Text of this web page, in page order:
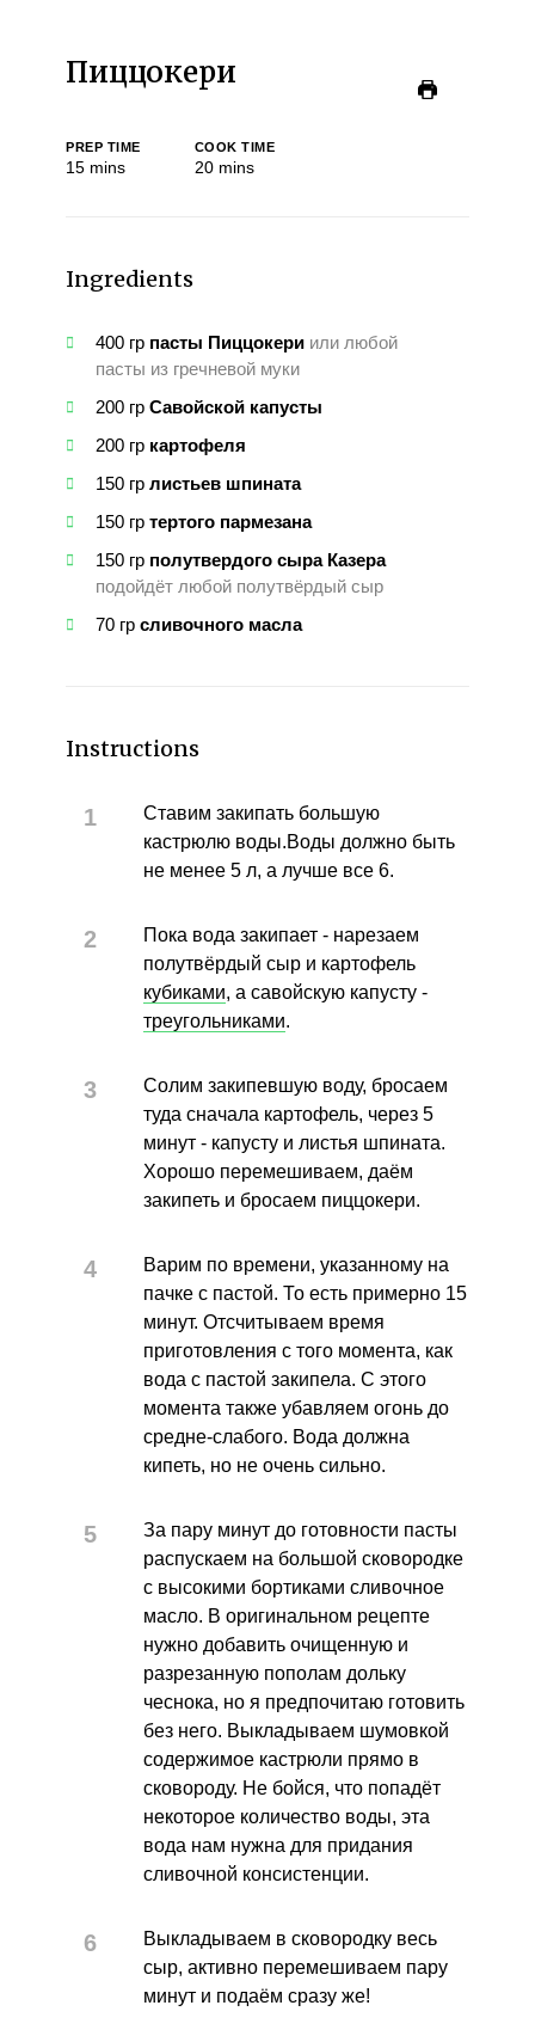
Пиццокери
PREP TIME
15 mins
COOK TIME
20 mins
Ingredients
400 гр пасты Пиццокери или любой
пасты из гречневой муки
200 гр Савойской капусты
200 гр картофеля
150 гр листьев шпината
150 гр тертого пармезана
150 гр полутвердого сыра Казера
подойдёт любой полутвёрдый сыр
70 гр сливочного масла
Instructions
Ставим закипать большую
кастрюлю воды.Воды должно быть
не менее 5 л, а лучше все 6.
Пока вода закипает - нарезаем
полутвёрдый сыр и картофель
кубиками, а савойскую капусту -
треугольниками.
Солим закипевшую воду, бросаем
туда сначала картофель, через 5
минут - капусту и листья шпината.
Хорошо перемешиваем, даём
закипеть и бросаем пиццокери.
Варим по времени, указанному на
пачке с пастой. То есть примерно 15
минут. Отсчитываем время
приготовления с того момента, как
вода с пастой закипела. С этого
момента также убавляем огонь до
средне-слабого. Вода должна
кипеть, но не очень сильно.
За пару минут до готовности пасты
распускаем на большой сковородке
с высокими бортиками сливочное
масло. В оригинальном рецепте
нужно добавить очищенную и
разрезанную пополам дольку
чеснока, но я предпочитаю готовить
без него. Выкладываем шумовкой
содержимое кастрюли прямо в
сковороду. Не бойся, что попадёт
некоторое количество воды, эта
вода нам нужна для придания
сливочной консистенции.
Выкладываем в сковородку весь
сыр, активно перемешиваем пару
минут и подаём сразу же!